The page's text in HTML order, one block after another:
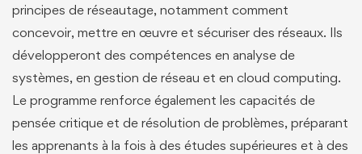
principes de réseautage, notamment comment
concevoir, mettre en œuvre et sécuriser des réseaux. Ils
développeront des compétences en analyse de
systèmes, en gestion de réseau et en cloud computing.
Le programme renforce également les capacités de
pensée critique et de résolution de problèmes, préparant
les apprenants à la fois à des études supérieures et à des